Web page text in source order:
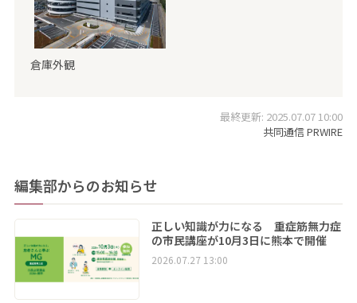
倉庫外観
最終更新: 2025.07.07 10:00
共同通信 PRWIRE
編集部からのお知らせ
正しい知識が力になる 重症筋無力症
の市民講座が10月3日に熊本で開催
2026.07.27 13:00